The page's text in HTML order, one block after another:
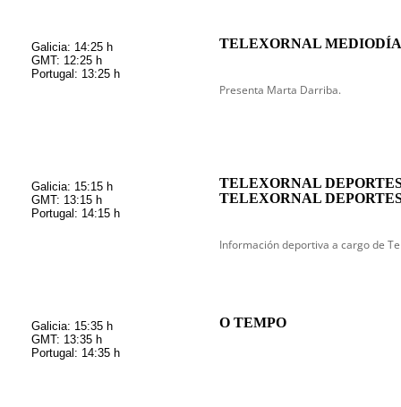
Galicia: 14:25 h
GMT: 12:25 h
Portugal: 13:25 h
TELEXORNAL MEDIODÍA
Presenta Marta Darriba.
Galicia: 15:15 h
GMT: 13:15 h
Portugal: 14:15 h
TELEXORNAL
TELEXORNAL
Información deportiva a cargo de
Galicia: 15:35 h
GMT: 13:35 h
Portugal: 14:35 h
O TEMPO